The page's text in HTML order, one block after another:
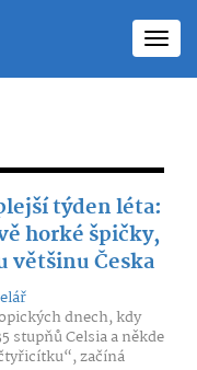
týden léta:
horké špičky,
většinu Česka
dnech, kdy
stupňů Celsia a někde
začíná